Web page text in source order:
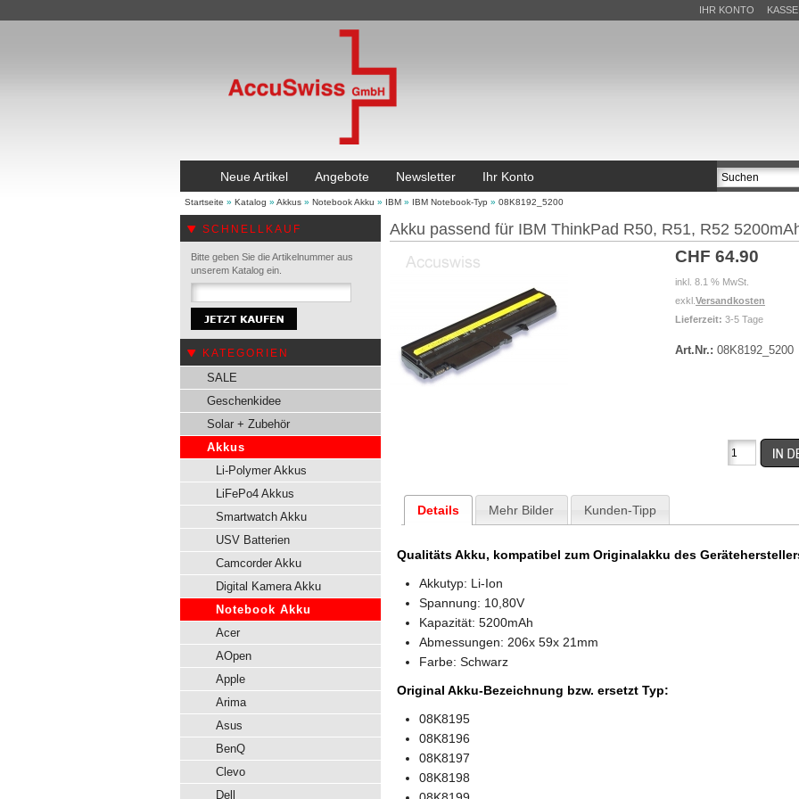
IHR KONTO KASSE
Neue Artikel Angebote Newsletter Ihr Konto
Startseite » Katalog » Akkus » Notebook Akku » IBM » IBM Notebook-Typ » 08K8192_5200
SCHNELLKAUF
Bitte geben Sie die Artikelnummer aus
unserem Katalog ein.
KATEGORIEN
SALE
Geschenkidee
Solar + Zubehör
Akkus
Li-Polymer Akkus
LiFePo4 Akkus
Smartwatch Akku
USV Batterien
Camcorder Akku
Digital Kamera Akku
Notebook Akku
Acer
AOpen
Apple
Arima
Asus
BenQ
Clevo
Dell
Akku passend für IBM ThinkPad R50, R51, R52
CHF 64.90
inkl. 8.1 % MwSt.
exkl. Versandkosten
Lieferzeit: 3-5 Tage
Art.Nr.: 08K8192_5200
Details Mehr Bilder Kunden-Tipp
Qualitäts Akku, kompatibel zum Originalakku des
Akkutyp: Li-Ion
Spannung: 10,80V
Kapazität: 5200mAh
Abmessungen: 206x 59x 21mm
Farbe: Schwarz
Original Akku-Bezeichnung bzw. ersetzt Typ:
08K8195
08K8196
08K8197
08K8198